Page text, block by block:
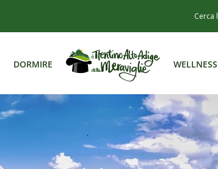
DORMIRE WELLNESS